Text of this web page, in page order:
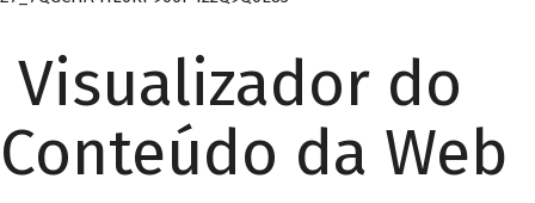
Visualizador do
Conteúdo da Web